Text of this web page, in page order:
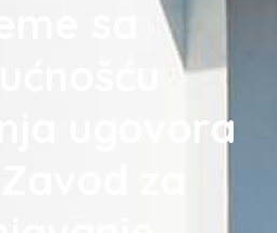
ugovora